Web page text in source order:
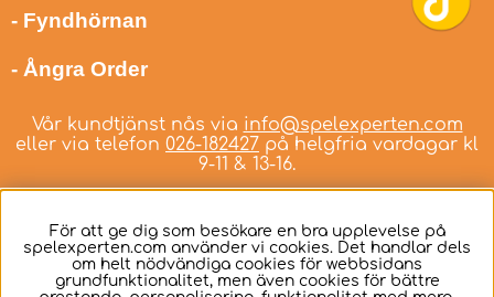
- Fyndhörnan
- Ångra Order
Vår kundtjänst nås via info@spelexperten.com
eller via telefon 026-182427 på helgfria vardagar kl
9-11 & 13-16.
Svenska
För att ge dig som besökare en bra upplevelse på
spelexperten.com använder vi cookies. Det handlar dels
om helt nödvändiga cookies för webbsidans
grundfunktionalitet, men även cookies för bättre